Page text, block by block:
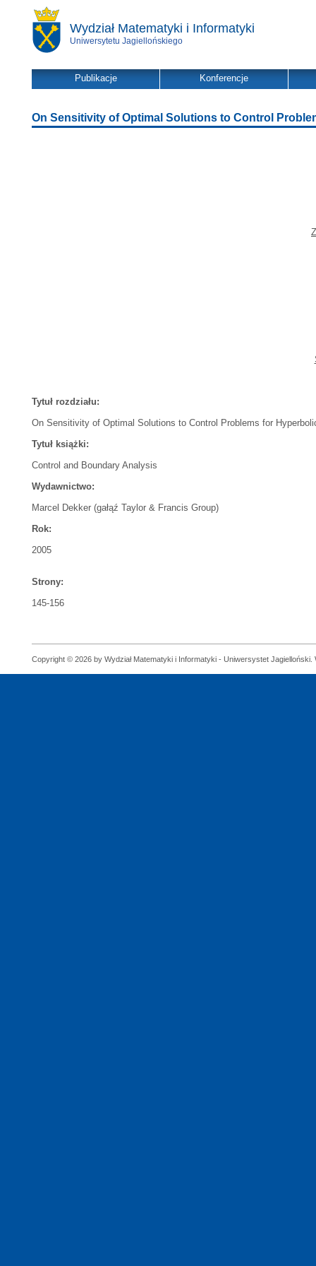
Wydział Matematyki i Informatyki
Uniwersytetu Jagiellońskiego
Publikacje Konferencje
On Sensitivity of Optimal Solutions to Control
Tytuł rozdziału:
On Sensitivity of Optimal Solutions to Control Problems for
Tytuł książki:
Control and Boundary Analysis
Wydawnictwo:
Marcel Dekker (gałąź Taylor & Francis Group)
Rok:
2005
Strony:
145-156
Copyright © 2026 by Wydział Matematyki i Informatyki - Uniwersystet